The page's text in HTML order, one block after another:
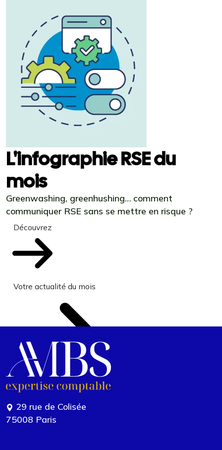
L'infographie RSE du
mois
Greenwashing, greenhushing… comment
communiquer RSE sans se mettre en risque ?
Découvrez
Votre actualité du mois
29 rue de Colisée
75008 Paris